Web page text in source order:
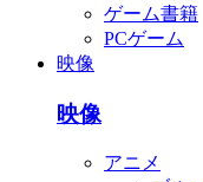
ゲーム書籍
PCゲーム
映像
映像
アニメ